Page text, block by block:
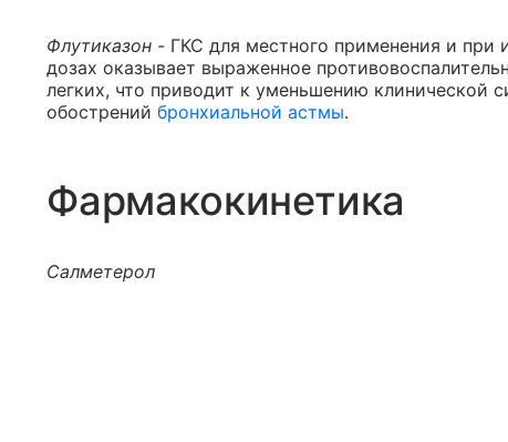
Флутиказон - ГКС для местного применения и при
дозах оказывает выраженное
легких, что приводит к уменьшению клинической
обострений бронхиальной астмы.
Фармакокинетика
Салметерол